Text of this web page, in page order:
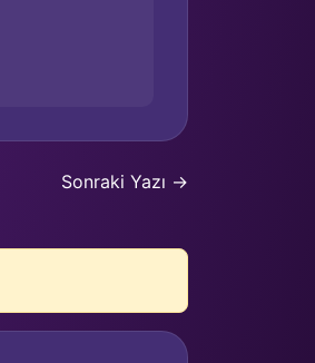
Sonraki Yazı →